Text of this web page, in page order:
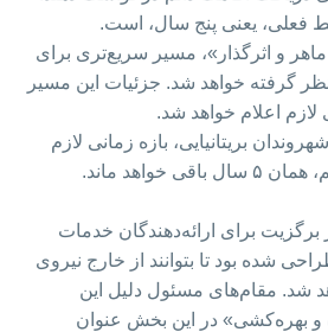
فعلی، یعنی پنج سال، است.
ماهر و اثرگذار»، مسیر سریع‌تری برای
گرفته خواهد شد. جزئیات این مسیر
اعلام خواهد شد.
بریتانیایی، بازه زمانی لازم
خواهد ماند.
برای ارائه‌دهندگان خدمات
شده بود تا بتوانند از خارج نیروی
شد. مقام‌های مسئول دلیل این
و بهره‌کشی» در این بخش عنوان